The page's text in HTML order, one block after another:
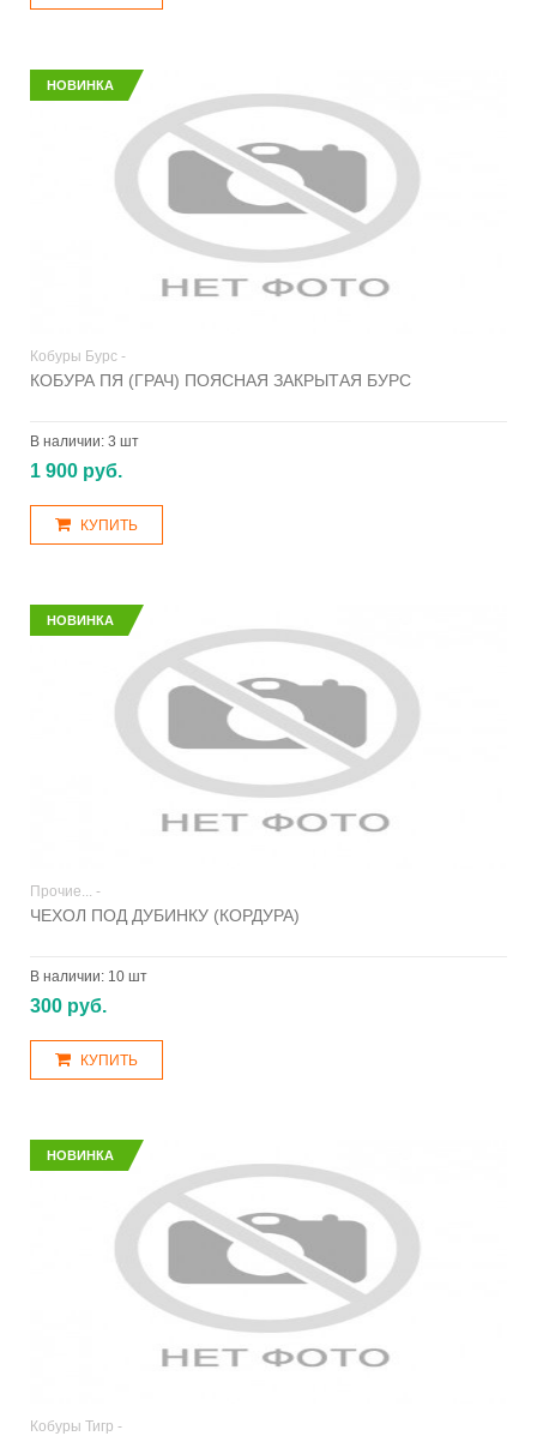
НОВИНКА
Кобуры Бурс -
КОБУРА ПЯ (ГРАЧ) ПОЯСНАЯ ЗАКРЫТАЯ БУРС
В наличии: 3 шт
1 900 руб.
КУПИТЬ
НОВИНКА
Прочие... -
ЧЕХОЛ ПОД ДУБИНКУ (КОРДУРА)
В наличии: 10 шт
300 руб.
КУПИТЬ
НОВИНКА
Кобуры Тигр -